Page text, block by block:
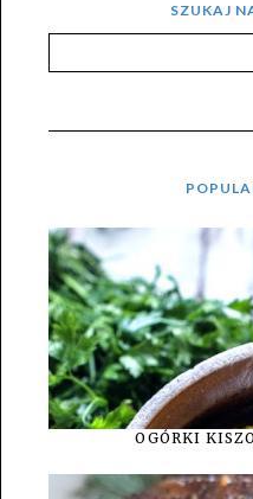
SZUKAJ
OGÓRKI